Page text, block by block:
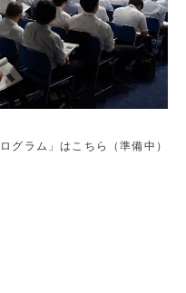
ログラム」はこちら（準備中）